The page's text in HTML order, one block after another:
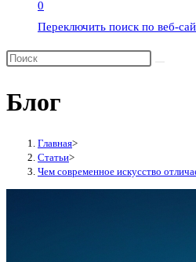
0
Переключить поиск по веб-
Блог
Главная>
Статьи>
Чем современное искусство